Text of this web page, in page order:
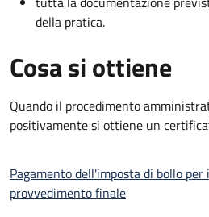
della pratica.
Cosa si ottiene
Quando il procedimento
positivamente si ottiene un
Pagamento dell'imposta di bollo per
provvedimento finale